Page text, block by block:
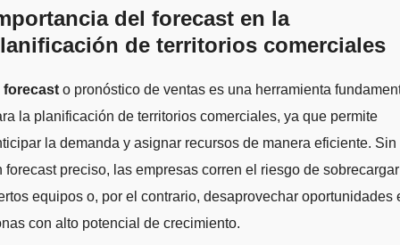
del forecast en la
de territorios comerciales
forecast o pronóstico de ventas es una herramienta
la planificación de territorios comerciales, ya que permite
la demanda y asignar recursos de manera eficiente. Sin
forecast preciso, las empresas corren el riesgo de
equipos o, por el contrario, desaprovechar oportunidades
con alto potencial de crecimiento.